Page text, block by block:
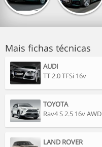
Mais fichas técnicas
AUDI
TT 2.0 TFSi 16v
TOYOTA
Rav4 S 2.5 16v AWD
LAND ROVER